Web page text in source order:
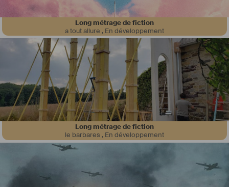
Long métrage de fiction
a tout allure , En développement
Long métrage de fiction
le barbares , En développement